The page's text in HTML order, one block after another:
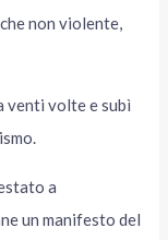
non violente,
venti volte e subì
a
un manifesto del